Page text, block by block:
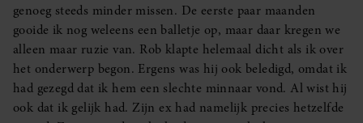
genoeg steeds minder missen. De eerste paar maanden
gooide ik nog weleens een balletje op, maar daar kregen we
alleen maar ruzie van. Rob klapte helemaal dicht als ik over
het onderwerp begon. Ergens was hij ook beledigd, omdat ik
had gezegd dat ik hem een slechte minnaar vond. Al wist hij
ook dat ik gelijk had. Zijn ex had namelijk precies hetzelfde